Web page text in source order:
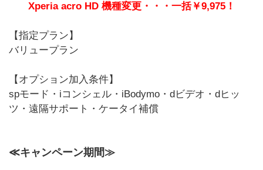
Xperia acro HD 機種変更・・・一括￥9,975！
【指定プラン】
バリュープラン
【オプション加入条件】
spモード・iコンシェル・iBodymo・dビデオ・dヒッ
ツ・遠隔サポート・ケータイ補償
≪キャンペーン期間≫